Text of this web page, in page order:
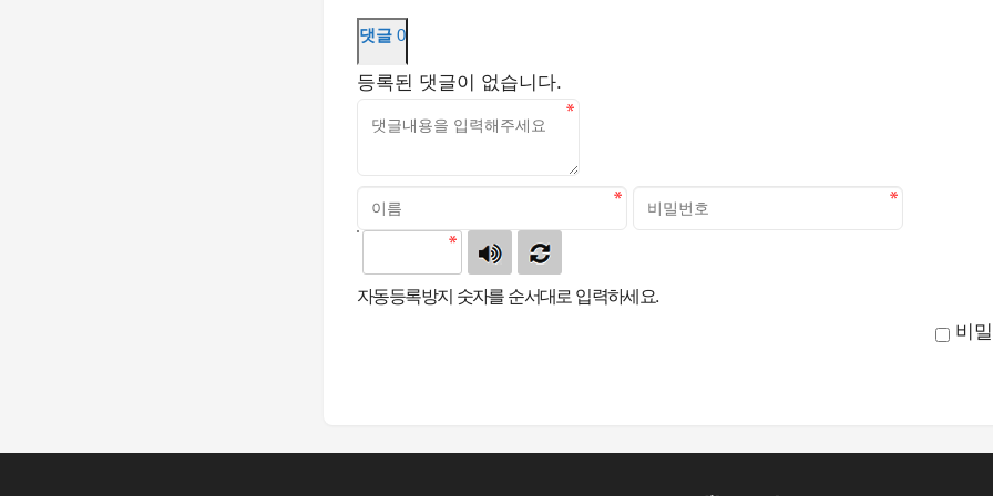
댓글 0
등록된 댓글이 없습니다.
자동등록방지 숫자를 순서대로 입력하세요.
비